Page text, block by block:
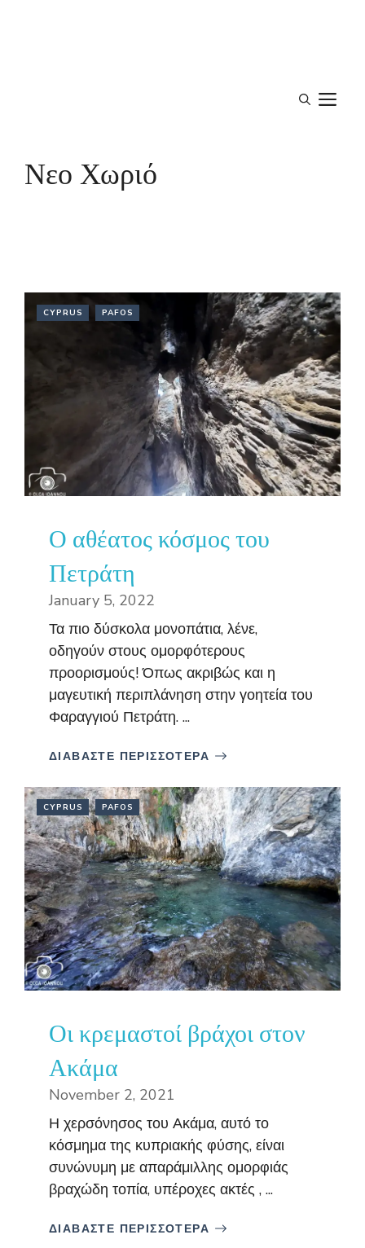
Νεο Χωριό
CYPRUS PAFOS
Ο αθέατος κόσμος του
Πετράτη
January 5, 2022
Τα πιο δύσκολα μονοπάτια, λένε,
οδηγούν στους ομορφότερους
προορισμούς! Όπως ακριβώς και η
μαγευτική περιπλάνηση στην γοητεία του
Φαραγγιού Πετράτη. ...
ΔΙΑΒΑΣΤΕ ΠΕΡΙΣΣΟΤΕΡΑ
CYPRUS PAFOS
Οι κρεμαστοί βράχοι στον
Ακάμα
November 2, 2021
Η χερσόνησος του Ακάμα, αυτό το
κόσμημα της κυπριακής φύσης, είναι
συνώνυμη με απαράμιλλης ομορφιάς
βραχώδη τοπία, υπέροχες ακτές , ...
ΔΙΑΒΑΣΤΕ ΠΕΡΙΣΣΟΤΕΡΑ